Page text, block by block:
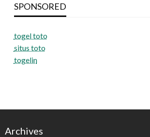
SPONSORED
togel toto
situs toto
togelin
Archives